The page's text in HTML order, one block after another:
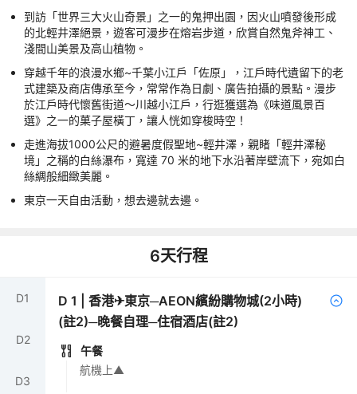
到訪「世界三大火山奇景」之一的鬼押出園，因火山噴發後形成
的北輕井澤絕景，遊客可漫步在熔岩步道，欣賞自然鬼斧神工、
淺間山美景及高山植物。
穿越千年的浪漫水鄉~千葉小江戶「佐原」，江戶時代遺留下的老
式建築及商店傳承至今，常常作為日劇、廣告拍攝的景點。漫步
於江戶時代懷舊街道～川越小江戶，行逛獲選為《味道風景百
選》之一的菓子屋橫丁，讓人恍如穿梭時空！
走進海拔1000公尺的避暑度假聖地~輕井澤，親睹「輕井澤秘
境」之稱的白絲瀑布，寬達 70 米的地下水沿著岸壁流下，宛如白
絲綢般細緻美麗。
東京一天自由活動，想去邊就去邊。
6天行程
D1
D2
D3
D1 |香港✈東京─AEON繽紛購物城(2小時)
(註2)─晚餐自理─住宿酒店(註2)
午餐
航機上▲